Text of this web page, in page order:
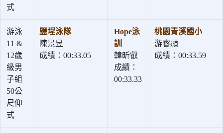
式
游泳
11 &
12歲
級男
子組
50公
尺仰
式
鹽埕泳隊
陳景昱
成績：00:33.05
Hope泳
訓
韓昕叡
成績：
00:33.33
桃園青溪國小
游睿頫
成績：00:33.59